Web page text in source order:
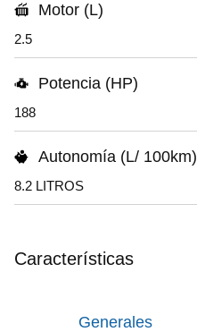
Motor (L)
2.5
Potencia (HP)
188
Autonomía (L/ 100km)
8.2 LITROS
Características
Generales